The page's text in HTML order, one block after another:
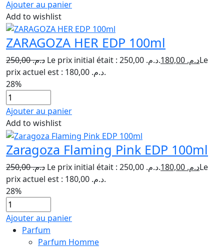
Ajouter au panier
Add to wishlist
ZARAGOZA HER EDP 100ml
د.م.250,00 Le prix initial était : د.م. 250,00. د.م.Le
prix actuel est : د.م. 180,00.
28%
Ajouter au panier
Add to wishlist
Zaragoza Flaming Pink EDP 100ml
د.م.250,00 Le prix initial était : د.م. 250,00. د.م.Le
prix actuel est : د.م. 180,00.
28%
Ajouter au panier
Parfum
Parfum Homme